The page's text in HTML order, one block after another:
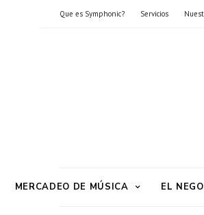
Que es Symphonic? Servicios
MERCADEO DE MÚSICA EL